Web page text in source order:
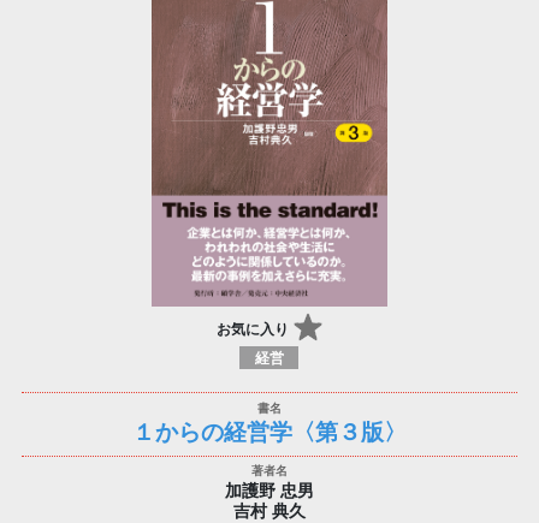
お気に入り
経営
１からの経営学〈第３版〉
加護野 忠男
吉村 典久